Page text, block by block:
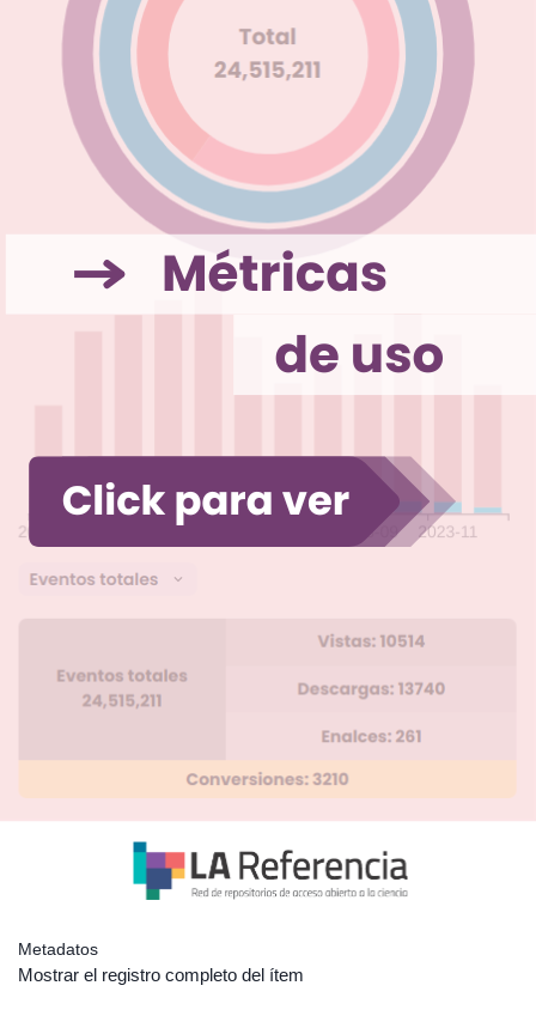
Metadatos
Mostrar el registro completo del ítem